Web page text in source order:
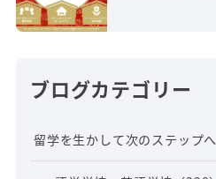
ブログカテゴリー
留学を生かして次のステップへ